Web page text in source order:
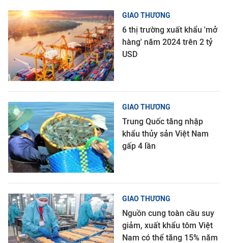
GIAO THƯƠNG
6 thị trường xuất khẩu 'mở
hàng' năm 2024 trên 2 tỷ
USD
GIAO THƯƠNG
Trung Quốc tăng nhập
khẩu thủy sản Việt Nam
gấp 4 lần
GIAO THƯƠNG
Nguồn cung toàn cầu suy
giảm, xuất khẩu tôm Việt
Nam có thể tăng 15% năm